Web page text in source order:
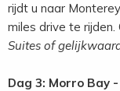
rijdt u naar
miles drive te rijden.
Suites of
Dag 3: Morro Bay